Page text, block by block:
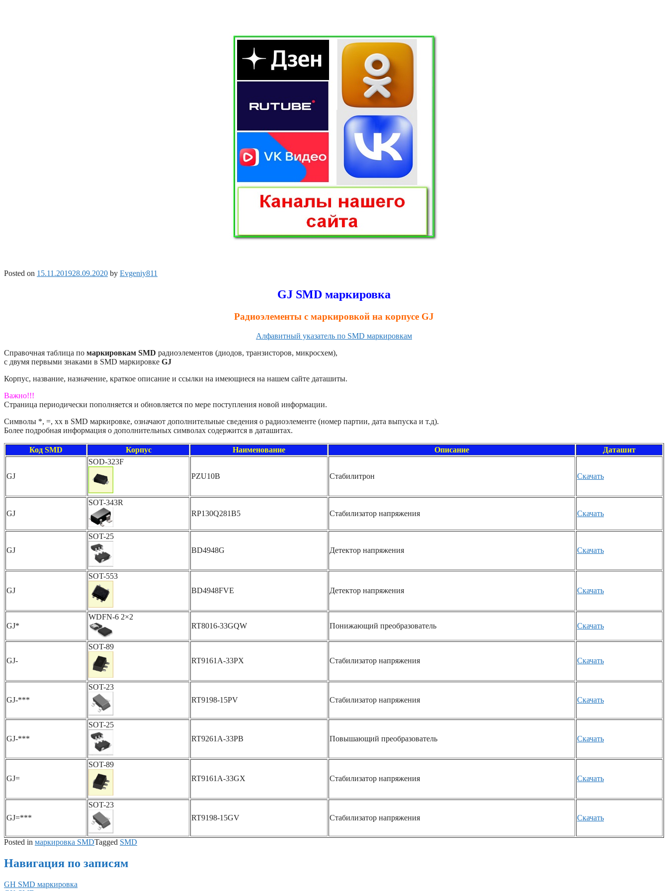
Posted on 15.11.201928.09.2020 by Evgeniy811
GJ SMD маркировка
Радиоэлементы с маркировкой на корпусе GJ
Алфавитный указатель по SMD маркировкам
Справочная таблица по маркировкам SMD радиоэлементов (диодов, транзисторов, микросхем),
с двумя первыми знаками в SMD маркировке GJ
Корпус, название, назначение, краткое описание и ссылки на имеющиеся на нашем сайте даташиты.
Важно!!!
Страница периодически пополняется и обновляется по мере поступления новой информации.
Символы *, =, xx в SMD маркировке, означают дополнительные сведения о радиоэлементе (номер партии, дата выпуска и т.д).
Более подробная информация о дополнительных символах содержится в даташитах.
Код SMD Корпус Наименование Описание Даташит
GJ
SOD-323F
PZU10B
Стабилитрон Скачать
GJ
SOT-343R
RP130Q281B5
Стабилизатор напряжения Скачать
GJ
SOT-25
BD4948G
Детектор напряжения Скачать
GJ
SOT-553
BD4948FVE
Детектор напряжения Скачать
GJ*
WDFN-6 2×2
RT8016-33GQW
Понижающий преобразователь Скачать
GJ-
SOT-89
RT9161A-33PX
Стабилизатор напряжения Скачать
GJ-***
SOT-23
RT9198-15PV
Стабилизатор напряжения Скачать
GJ-***
SOT-25
RT9261A-33PB
Повышающий преобразователь Скачать
GJ=
SOT-89
RT9161A-33GX
Стабилизатор напряжения Скачать
GJ=***
SOT-23
RT9198-15GV
Стабилизатор напряжения Скачать
Posted in маркировка SMDTagged SMD
Навигация по записям
GH SMD маркировка